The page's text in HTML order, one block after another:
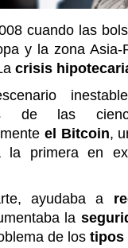
cuando las
y la zona
crisis
de las
el Bitcoin,
la primera en
ayudaba a
la
de los tipos